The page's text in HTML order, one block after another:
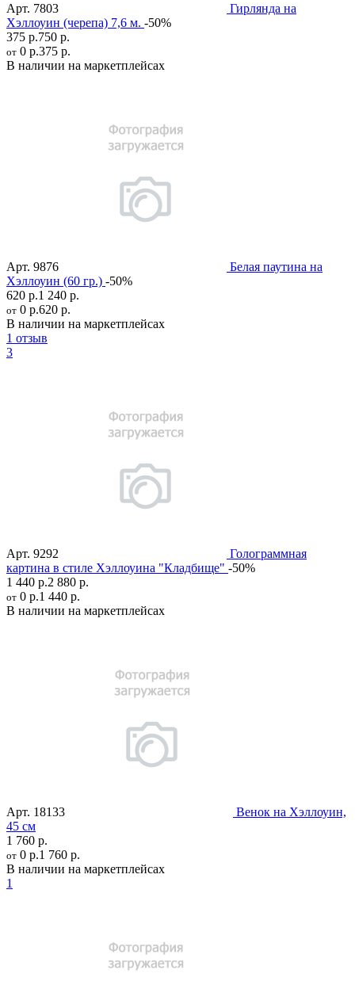
Арт. 7803
Гирлянда на
Хэллоуин (черепа) 7,6 м. -50%
375 р.750 р.
от 0 р.375 р.
В наличии на маркетплейсах
Арт. 9876
Белая паутина на
Хэллоуин (60 гр.) -50%
620 р.1 240 р.
от 0 р.620 р.
В наличии на маркетплейсах
1 отзыв
3
Арт. 9292
Голограммная
картина в стиле Хэллоуина "Кладбище" -50%
1 440 р.2 880 р.
от 0 р.1 440 р.
В наличии на маркетплейсах
Арт. 18133
Венок на Хэллоуин,
45 см
1 760 р.
от 0 р.1 760 р.
В наличии на маркетплейсах
1